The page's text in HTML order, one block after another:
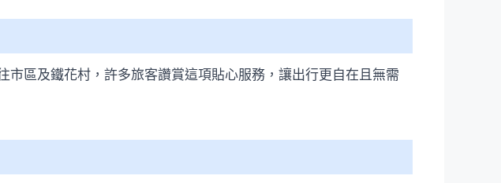
區及鐵花村，許多旅客讚賞這項貼心服務，讓出行更自在且無需